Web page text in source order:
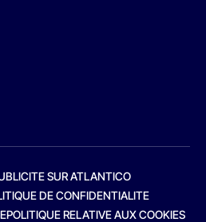
SUR ATLANTICO
DE CONFIDENTIALITE
POLITIQUE RELATIVE AUX COOKIES